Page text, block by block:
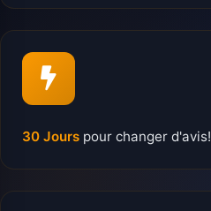
30 Jours pour changer d'avis!